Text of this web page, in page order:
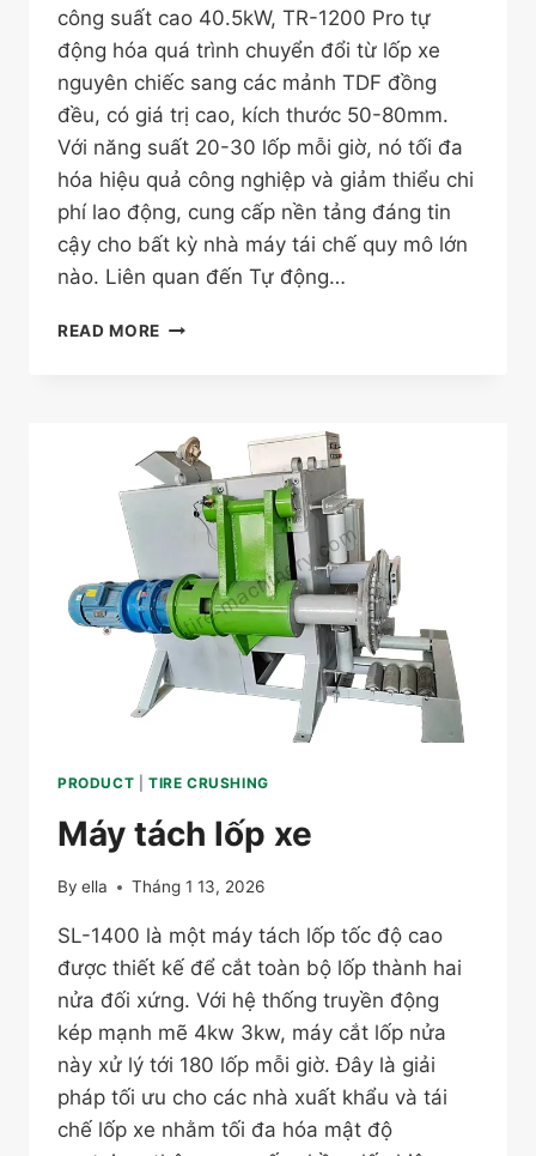
công suất cao 40.5kW, TR-1200 Pro tự
động hóa quá trình chuyển đổi từ lốp xe
nguyên chiếc sang các mảnh TDF đồng
đều, có giá trị cao, kích thước 50-80mm.
Với năng suất 20-30 lốp mỗi giờ, nó tối đa
hóa hiệu quả công nghiệp và giảm thiểu chi
phí lao động, cung cấp nền tảng đáng tin
cậy cho bất kỳ nhà máy tái chế quy mô lớn
nào. Liên quan đến Tự động…
READ MORE TR-
KHỐI
CAO
ĐỘNG
CÔNG
NGHIỆP
PRODUCT TIRE CRUSHING
Máy tách lốp xe
By ella Tháng 1 13, 2026
SL-1400 là một máy tách lốp tốc độ cao
được thiết kế để cắt toàn bộ lốp thành hai
nửa đối xứng. Với hệ thống truyền động
kép mạnh mẽ 4kw 3kw, máy cắt lốp nửa
này xử lý tới 180 lốp mỗi giờ. Đây là giải
pháp tối ưu cho các nhà xuất khẩu và tái
chế lốp xe nhằm tối đa hóa mật độ